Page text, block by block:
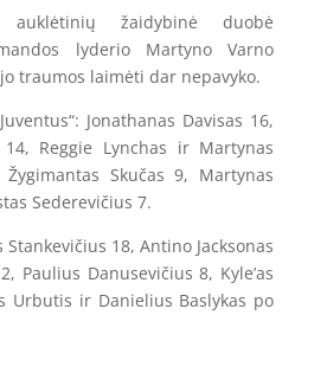
auklėtinių žaidybinė duobė
lyderio Martyno Varno
traumos laimėti dar nepavyko.
Jonathanas Davisas 16,
Reggie Lynchas ir Martynas
Skučas 9, Martynas
Sederevičius 7.
Stankevičius 18, Antino Jacksonas
Paulius Danusevičius 8, Kyle’as
Urbutis ir Danielius Baslykas po